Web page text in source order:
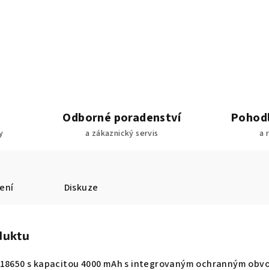
Odborné poradenství
a zákaznický servis a
Diskuze
s kapacitou 4000 mAh s integrovaným ochranným